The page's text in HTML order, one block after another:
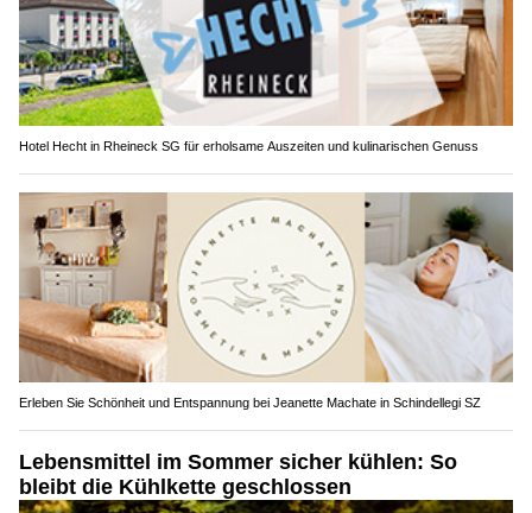
Hotel Hecht in Rheineck SG für erholsame Auszeiten und kulinarischen Genuss
Erleben Sie Schönheit und Entspannung bei Jeanette Machate in Schindellegi SZ
Lebensmittel im Sommer sicher kühlen: So
bleibt die Kühlkette geschlossen